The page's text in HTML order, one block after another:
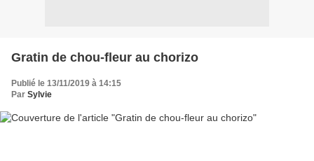
Gratin de chou-fleur au chorizo
Publié le 13/11/2019 à 14:15
Par Sylvie